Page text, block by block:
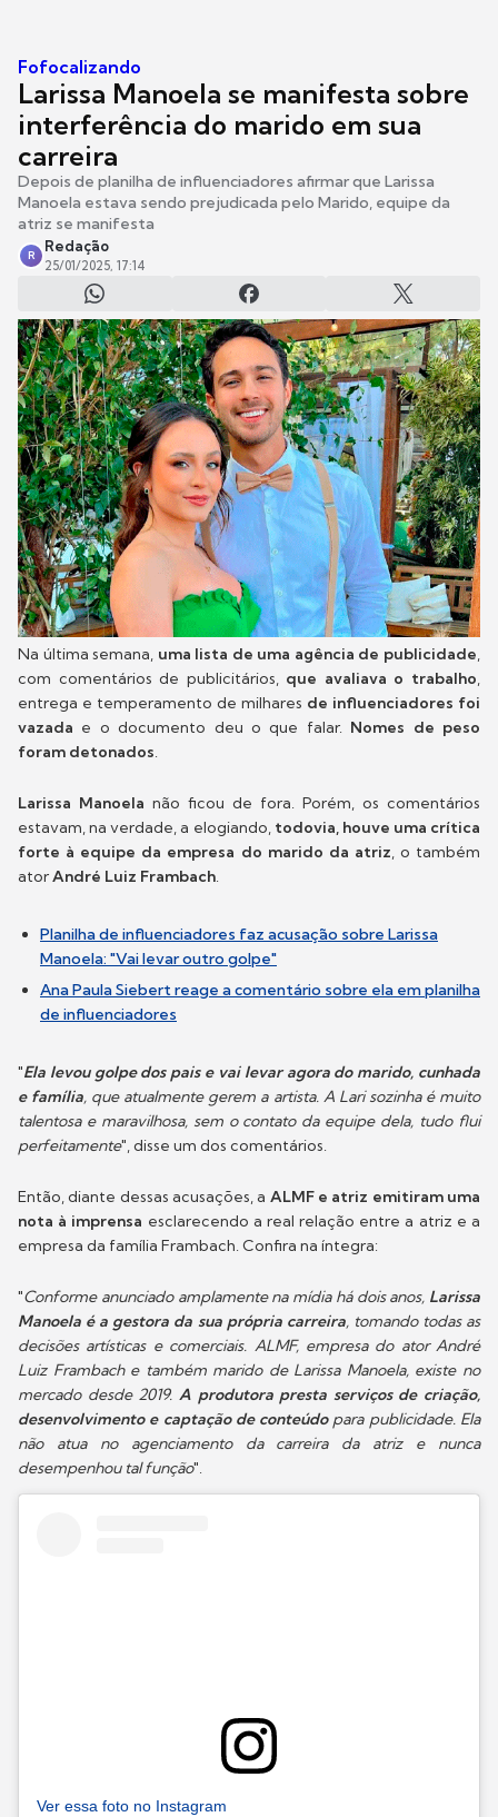
Fofocalizando
Larissa Manoela se manifesta sobre
interferência do marido em sua
carreira
Depois de planilha de influenciadores afirmar que Larissa
Manoela estava sendo prejudicada pelo Marido, equipe da
atriz se manifesta
R
Redação
25/01/2025, 17:14
Na última semana, uma lista de uma agência de publicidade,
com comentários de publicitários, que avaliava o trabalho,
entrega e temperamento de milhares de influenciadores foi
vazada e o documento deu o que falar. Nomes de peso
foram detonados.
Larissa Manoela não ficou de fora. Porém, os comentários
estavam, na verdade, a elogiando, todovia, houve uma crítica
forte à equipe da empresa do marido da atriz, o também
atorAndré Luiz Frambach.
Planilha de influenciadores faz acusação sobre Larissa
Manoela: "Vai levar outro golpe"
Ana Paula Siebert reage a comentário sobre ela em planilha
de influenciadores
"Ela levou golpe dos pais e vai levar agora do marido, cunhada
e família, que atualmente gerem a artista. A Lari sozinha é muito
talentosa e maravilhosa, sem o contato da equipe dela, tudo flui
perfeitamente", disse um dos comentários.
Então, diante dessas acusações, a ALMF e atriz emitiram uma
nota à imprensa esclarecendo a real relação entre a atriz e a
empresa da família Frambach. Confira na íntegra:
"Conforme anunciado amplamente na mídia há dois anos, Larissa
Manoela é a gestora da sua própria carreira, tomando todas as
decisões artísticas e comerciais. ALMF, empresa do ator André
Luiz Frambach e também marido de Larissa Manoela, existe no
mercado desde 2019. A produtora presta serviços de criação,
desenvolvimento e captação de conteúdopara publicidade. Ela
não atua no agenciamento da carreira da atriz e nunca
desempenhou tal função".
Ver essa foto no Instagram